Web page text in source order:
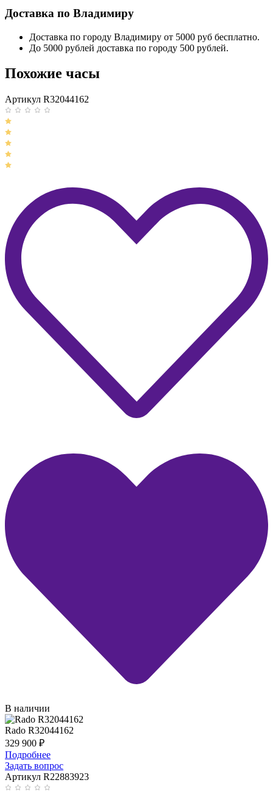
Доставка по Владимиру
Доставка по городу Владимиру от 5000 руб бесплатно.
До 5000 рублей доставка по городу 500 рублей.
Похожие часы
Артикул R32044162
В наличии
Rado R32044162
329 900 ₽
Подробнее
Задать вопрос
Артикул R22883923